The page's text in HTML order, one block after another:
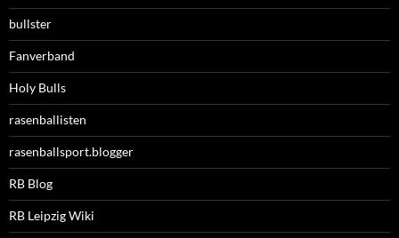
bullster
Fanverband
Holy Bulls
rasenballisten
rasenballsport.blogger
RB Blog
RB Leipzig Wiki